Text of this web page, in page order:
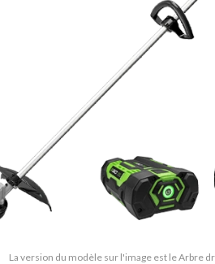
La version du modèle sur l'image est le Arbre